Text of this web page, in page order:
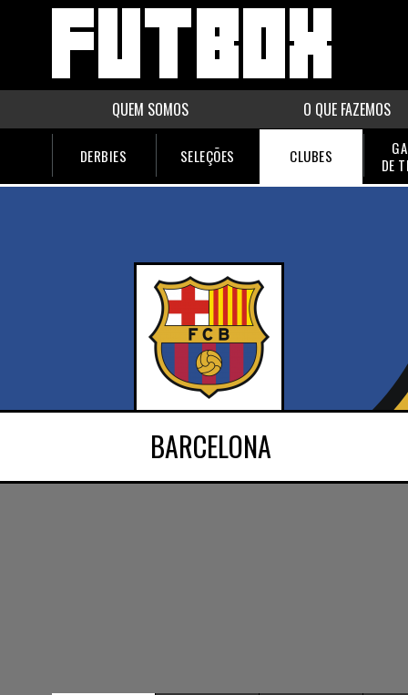
QUEM SOMOS O QUE FAZEMOS
DERBIES SELEÇÕES CLUBES
DE
BARCELONA